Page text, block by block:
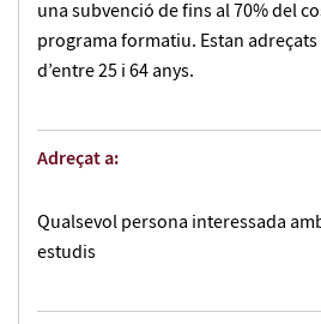
una subvenció de fins al 70% del
programa formatiu. Estan
d’entre 25 i 64 anys.
Adreçat a:
Qualsevol persona interessada
estudis